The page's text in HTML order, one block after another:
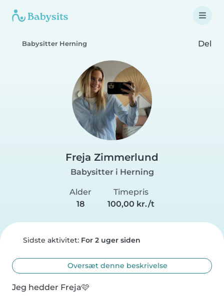
Babysitter Herning Del
Freja Zimmerlund
Babysitter i Herning
Alder
18
Timepris
100,00 kr./t
Sidste aktivitet: For 2 uger siden
Oversæt denne beskrivelse
Jeg hedder Freja🩷